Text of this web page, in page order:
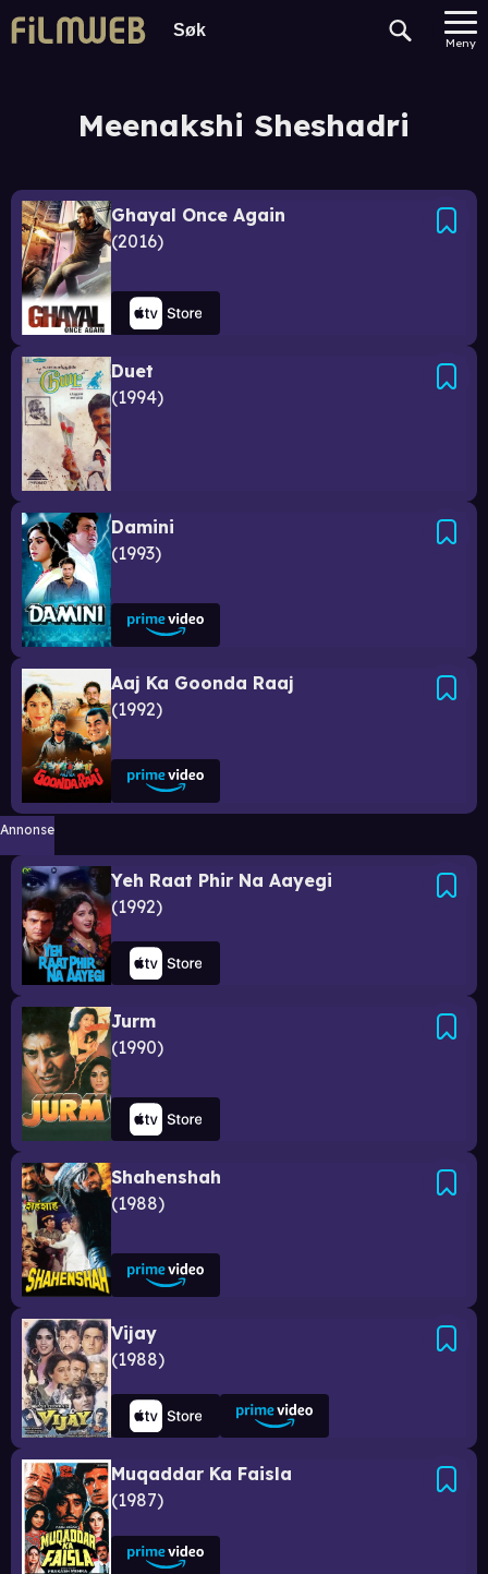
Meny
Meenakshi Sheshadri
Ghayal Once Again
2016
Duet
1994
Damini
1993
Aaj Ka Goonda Raaj
1992
Annonse
Yeh Raat Phir Na Aayegi
1992
Jurm
1990
Shahenshah
1988
Vijay
1988
Muqaddar Ka Faisla
1987